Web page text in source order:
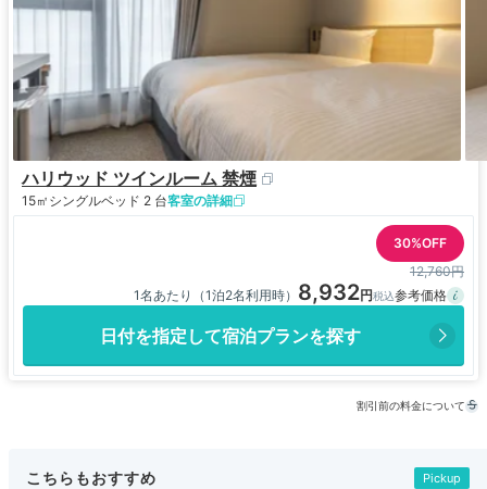
ハリウッド ツインルーム 禁煙
15㎡ シングルベッド 2 台客室の詳細
30%OFF
12,760円
1名あたり（1泊2名利用時） 8,932
日付を指定して宿泊プランを探す
割引前の料金について
こちらもおすすめ Pickup